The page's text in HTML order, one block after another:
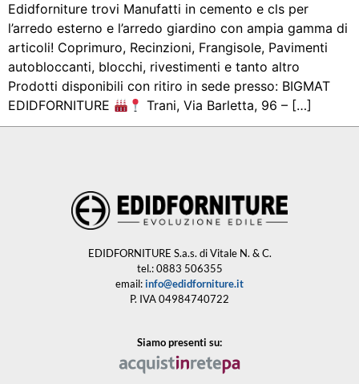
Edidforniture trovi Manufatti in cemento e cls per
l’arredo esterno e l’arredo giardino con ampia gamma di
articoli! Coprimuro, Recinzioni, Frangisole, Pavimenti
autobloccanti, blocchi, rivestimenti e tanto altro
Prodotti disponibili con ritiro in sede presso: BIGMAT
EDIDFORNITURE
Trani, Via Barletta, 96 – […]
EDIDFORNITURE S.a.s. di Vitale N. & C.
tel.: 0883 506355
email:info@edidforniture.it
P. IVA 04984740722
Siamo presenti su: